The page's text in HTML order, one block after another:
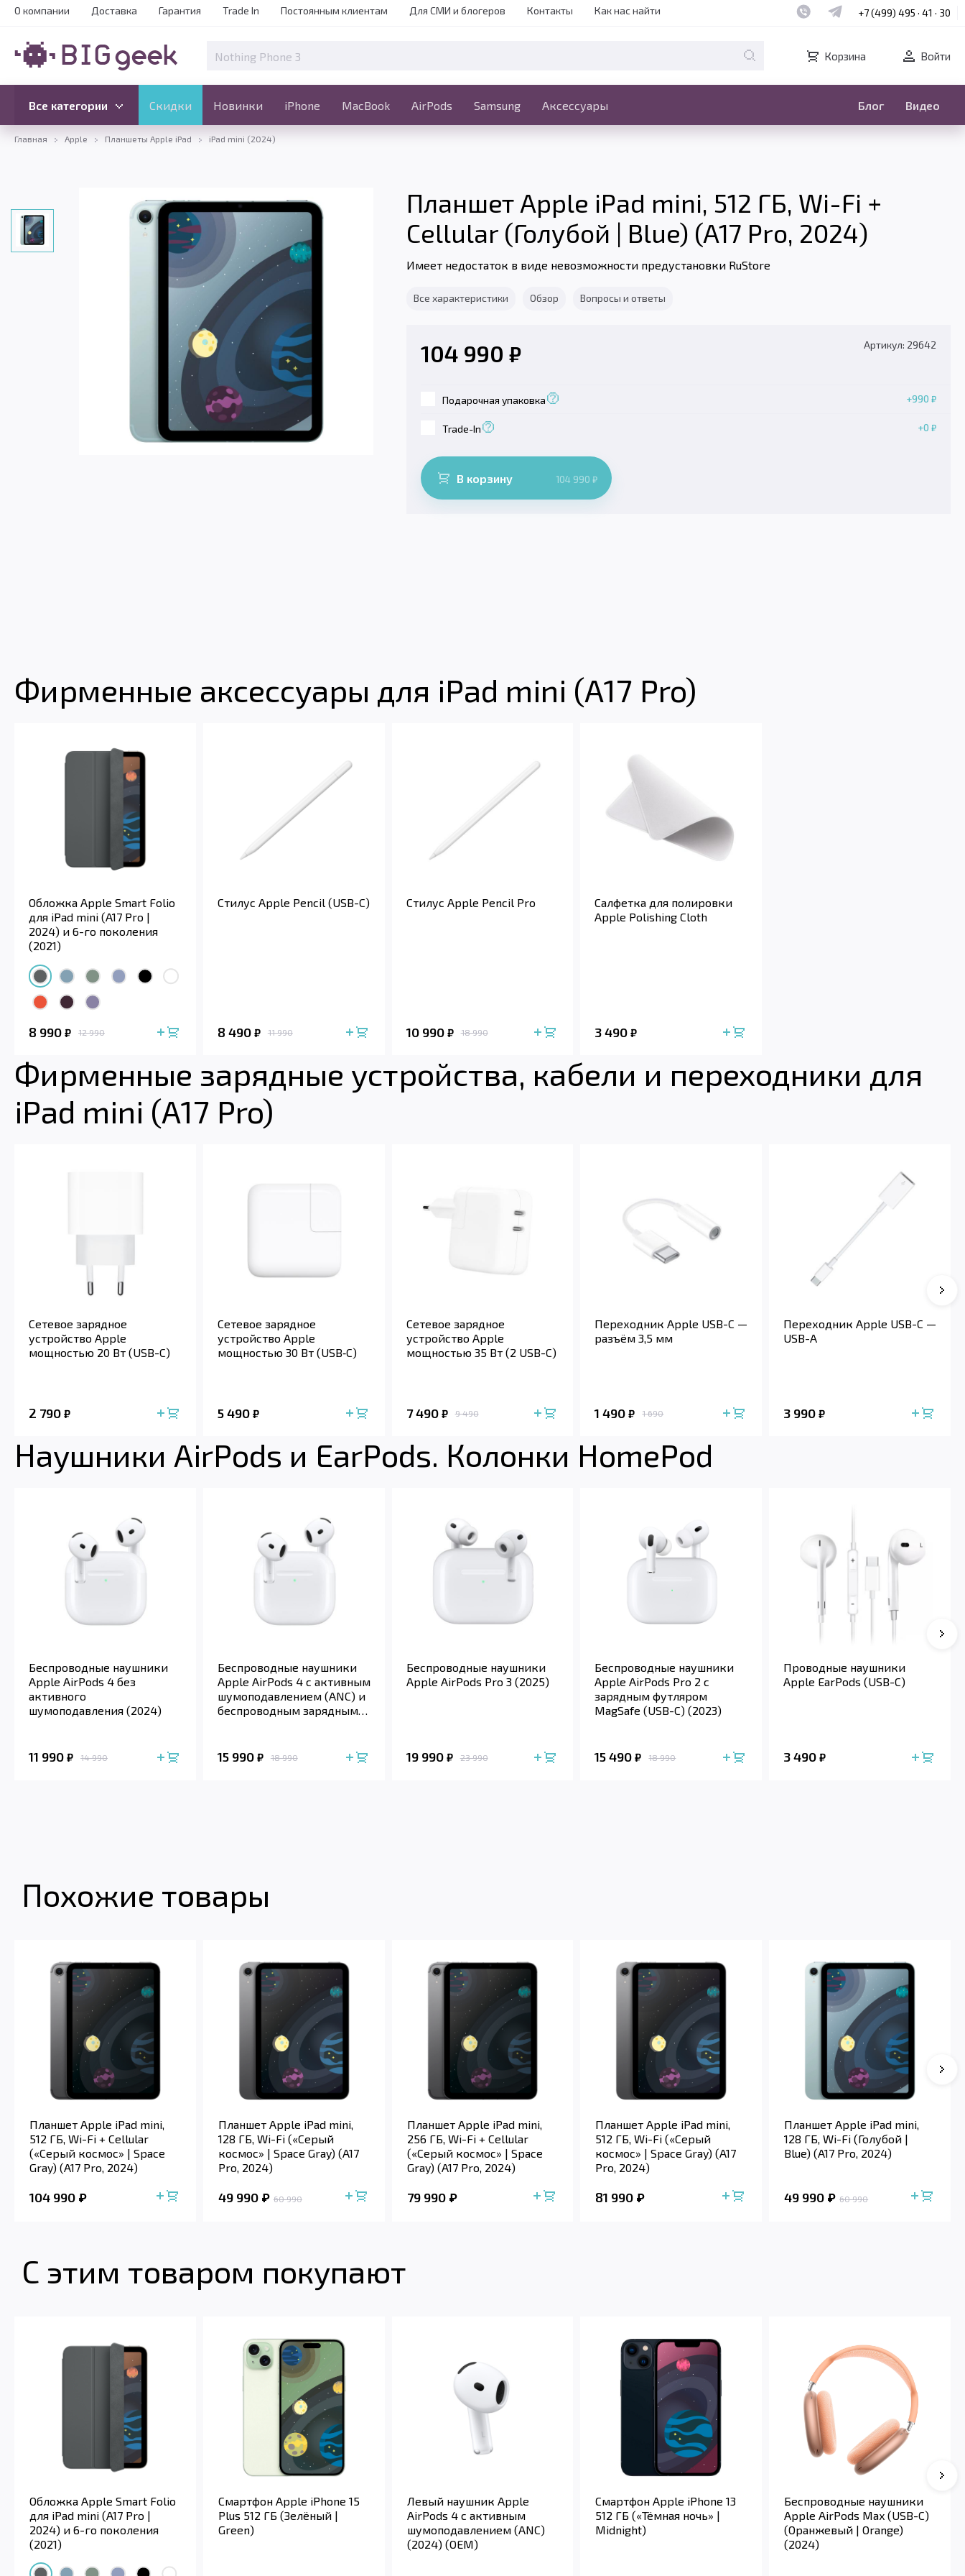
О компании Доставка Гарантия Trade In Постоянным клиентам Для СМИ и блогеров Контакты Как нас найти Наш whatsapp
Наш telegram
+7 (499) 495 · 41 · 30
Корзина Войти
Все категории Скидки Новинки iPhone MacBook AirPods Samsung Аксессуары Блог Видео
Скидки Новинки iPhone MacBook
Все категории Ещё
Главная Apple Планшеты Apple iPad iPad mini (2024)
Планшет Apple iPad mini, 512 ГБ, Wi-Fi +
Cellular (Голубой | Blue) (A17 Pro, 2024)
Имеет недостаток в виде невозможности предустановки RuStore
Все характеристики Обзор Вопросы и ответы
104 990 ₽ Артикул: 29642
Подарочная упаковка +990 ₽
Trade-In +0 ₽
В корзину 104 990 ₽
Фирменные аксессуары для iPad mini (A17 Pro)
Обложка Apple Smart Folio
для iPad mini (A17 Pro |
2024) и 6-го поколения
(2021)
8 990 ₽ 12 990
Стилус Apple Pencil (USB-C)
8 490 ₽ 11 990
Стилус Apple Pencil Pro
10 990 ₽ 18 990
Салфетка для полировки
Apple Polishing Cloth
3 490₽
Фирменные зарядные устройства, кабели и переходники для
iPad mini (A17 Pro)
Сетевое зарядное
устройство Apple
мощностью 20 Вт (USB-C)
2 790 ₽
Сетевое зарядное
устройство Apple
мощностью 30 Вт (USB‑C)
5 490 ₽
Сетевое зарядное
устройство Apple
мощностью 35 Вт (2 USB-C)
7 490 ₽ 9 490
Переходник Apple USB-C —
разъём 3,5 мм
1 490₽ 1 690
Переходник Apple USB-C —
USB-A
3 990₽
Наушники AirPods и EarPods. Колонки HomePod
Беспроводные наушники
Apple AirPods 4 без
активного
шумоподавления (2024)
11 990 ₽ 14 990
Беспроводные наушники
Apple AirPods 4 с активным
шумоподавлением (ANC) и
беспроводным зарядным
15 990 ₽ 18 990
Беспроводные наушники
Apple AirPods Pro 3 (2025)
19 990 ₽ 23 990
Беспроводные наушники
Apple AirPods Pro 2 с
зарядным футляром
MagSafe (USB-C) (2023)
15 490₽ 18 990
Проводные наушники
Apple EarPods (USB-C)
3 490₽
Похожие товары
Планшет Apple iPad mini,
512 ГБ, Wi-Fi + Cellular
(«Серый космос» | Space
Gray) (A17 Pro, 2024)
104 990
Планшет Apple iPad mini,
128 ГБ, Wi-Fi («Серый
космос» | Space Gray) (A17
Pro, 2024)
49 990 60 990
Планшет Apple iPad mini,
256 ГБ, Wi-Fi + Cellular
(«Серый космос» | Space
Gray) (A17 Pro, 2024)
79 990
Планшет Apple iPad mini,
512 ГБ, Wi-Fi («Серый
космос» | Space Gray) (A17
Pro, 2024)
81 990
Планшет Apple iPad mini,
128 ГБ, Wi-Fi (Голубой |
Blue) (A17 Pro, 2024)
49 990 60 990
С этим товаром покупают
Обложка Apple Smart Folio
для iPad mini (A17 Pro |
2024) и 6-го поколения
(2021)
Смартфон Apple iPhone 15
Plus 512 ГБ (Зелёный |
Green)
Левый наушник Apple
AirPods 4 с активным
шумоподавлением (ANC)
(2024) (OEM)
Смартфон Apple iPhone 13
512 ГБ («Тёмная ночь» |
Midnight)
Беспроводные наушники
Apple AirPods Max (USB-C)
(Оранжевый | Orange)
(2024)